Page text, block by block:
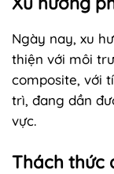
Ngày nay, xu
thiện với môi
composite, với
trì, đang dần
vực.
Thách thức